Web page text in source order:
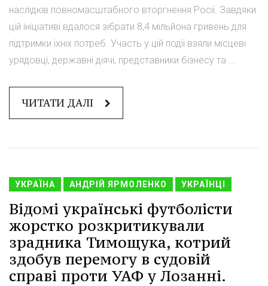
наслідків повномасштабного вторгнення Росії. Завдяки
цій ініціативі вдалося зібрати 8,4 мільйона гривень для
підтримки їхніх потреб. Участь у цій події взяли місцеві
урядовці, державні діячі, представники бізнесу та ...
ЧИТАТИ ДАЛІ
УКРАЇНА АНДРІЙ ЯРМОЛЕНКО УКРАЇНЦІ
Відомі українські футболісти
жорстко розкритикували
зрадника Тимощука, котрий
здобув перемогу в судовій
справі проти УАФ у Лозанні.